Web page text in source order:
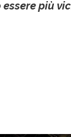
essere più